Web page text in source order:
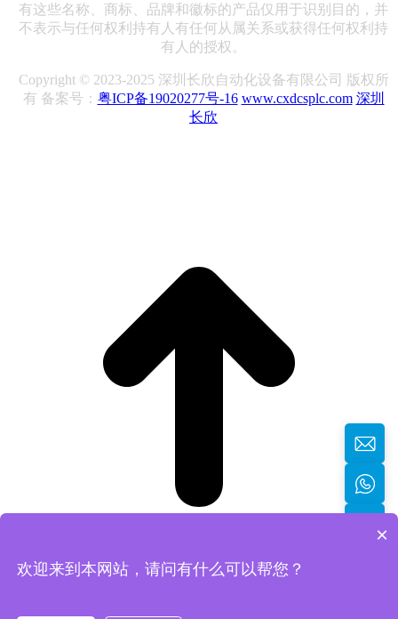
有这些名称、商标、品牌和徽标的产品仅用于识别目的，并
不表示与任何权利持有人有任何从属关系或获得任何权利持
有人的授权。
Copyright © 2023-2025 深圳长欣自动化设备有限公司 版权所
有 备案号： 粤ICP备19020277号-16 www.cxdcsplc.com 深圳
长欣
×
欢迎来到本网站，请问有什么可以帮您？